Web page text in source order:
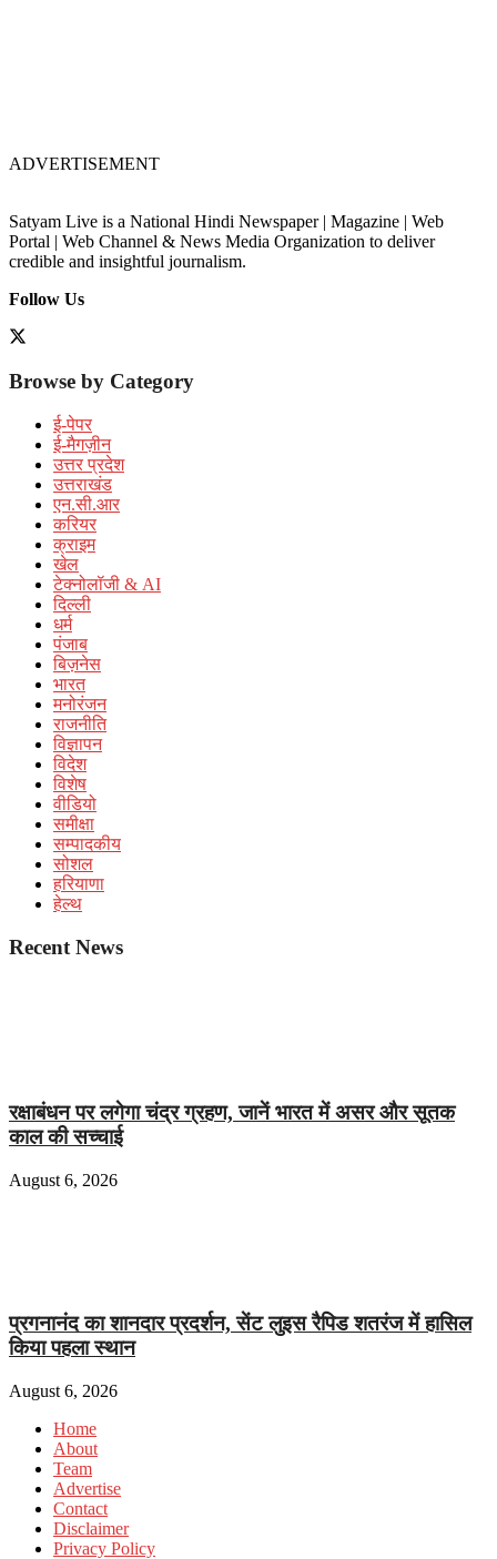
ADVERTISEMENT
Satyam Live is a National Hindi Newspaper | Magazine | Web
Portal | Web Channel & News Media Organization to deliver
credible and insightful journalism.
Follow Us
Browse by Category
ई-पेपर
ई-मैगज़ीन
उत्तर प्रदेश
उत्तराखंड
एन.सी.आर
करियर
क्राइम
खेल
टेक्नोलॉजी & AI
दिल्ली
धर्म
पंजाब
बिज़नेस
भारत
मनोरंजन
राजनीति
विज्ञापन
विदेश
विशेष
वीडियो
समीक्षा
सम्पादकीय
सोशल
हरियाणा
हेल्थ
Recent News
रक्षाबंधन पर लगेगा चंद्र ग्रहण, जानें भारत में असर और सूतक
काल की सच्चाई
August 6, 2026
प्रगनानंद का शानदार प्रदर्शन, सेंट लुइस रैपिड शतरंज में हासिल
किया पहला स्थान
August 6, 2026
Home
About
Team
Advertise
Contact
Disclaimer
Privacy Policy